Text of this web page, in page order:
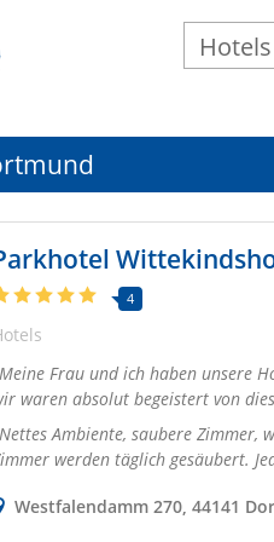
4
Meine Frau und ich haben unsere
waren absolut begeistert von
Nettes Ambiente, saubere Zimmer,
werden täglich gesäubert.
Westfalendamm 270, 44141